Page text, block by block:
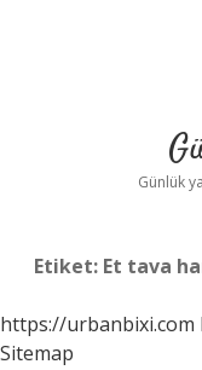
Günlük
Etiket: Et tava
https://urbanbixi.com
Sitemap